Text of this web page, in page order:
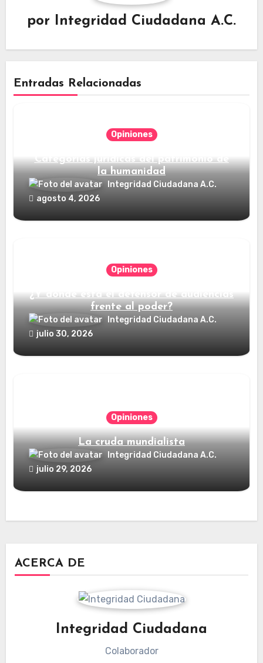
por Integridad Ciudadana A.C.
Entradas Relacionadas
Opiniones
Categorías jurídicas del patrimonio de
la humanidad
Integridad Ciudadana A.C.
agosto 4, 2026
Opiniones
¿Y dónde está el defensor de audiencias
frente al poder?
Integridad Ciudadana A.C.
julio 30, 2026
Opiniones
La cruda mundialista
Integridad Ciudadana A.C.
julio 29, 2026
ACERCA DE
Integridad Ciudadana
Colaborador